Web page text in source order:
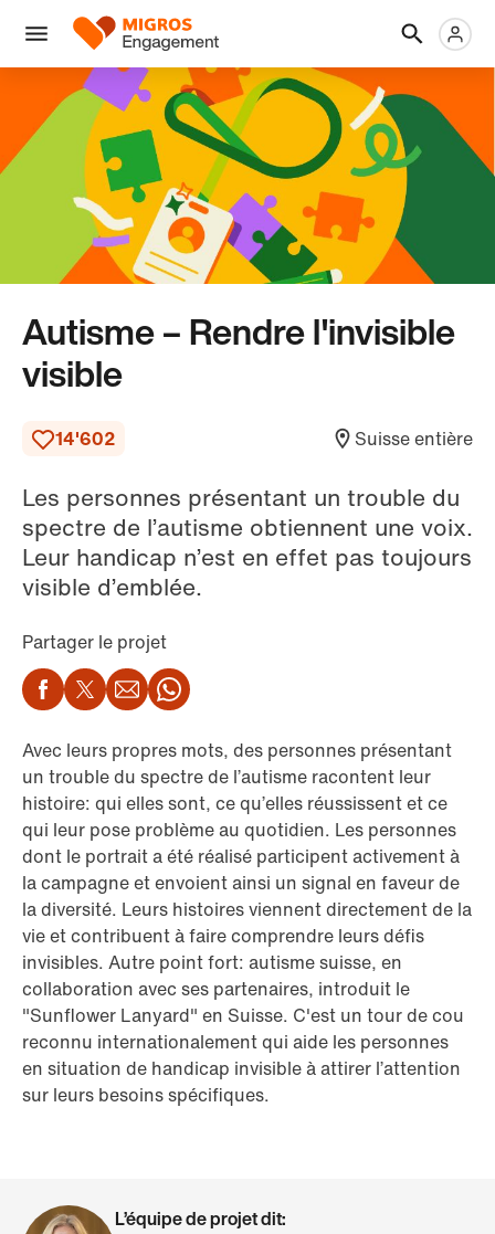
liens
de
navigation
tête
Menu
Logo
Autisme – Rendre l'invisible
visible
14'602 Suisse entière
Les personnes présentant un trouble du
spectre de l’autisme obtiennent une voix.
Leur handicap n’est en effet pas toujours
visible d’emblée.
Partager le projet
Facebook
Twitter
EmailWhatsApp
Avec leurs propres mots, des personnes présentant
un trouble du spectre de l’autisme racontent leur
histoire: qui elles sont, ce qu’elles réussissent et ce
qui leur pose problème au quotidien. Les personnes
dont le portrait a été réalisé participent activement à
la campagne et envoient ainsi un signal en faveur de
la diversité. Leurs histoires viennent directement de la
vie et contribuent à faire comprendre leurs défis
invisibles. Autre point fort: autisme suisse, en
collaboration avec ses partenaires, introduit le
"Sunflower Lanyard" en Suisse. C'est un tour de cou
reconnu internationalement qui aide les personnes
en situation de handicap invisible à attirer l’attention
sur leurs besoins spécifiques.
L’équipe de projet dit: